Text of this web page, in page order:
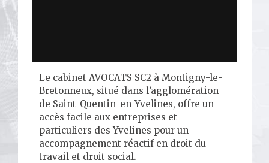
Le cabinet AVOCATS SC2 à Montigny-le-
Bretonneux, situé dans l’agglomération
de Saint-Quentin-en-Yvelines, offre un
accès facile aux entreprises et
particuliers des Yvelines pour un
accompagnement réactif en droit du
travail et droit social.